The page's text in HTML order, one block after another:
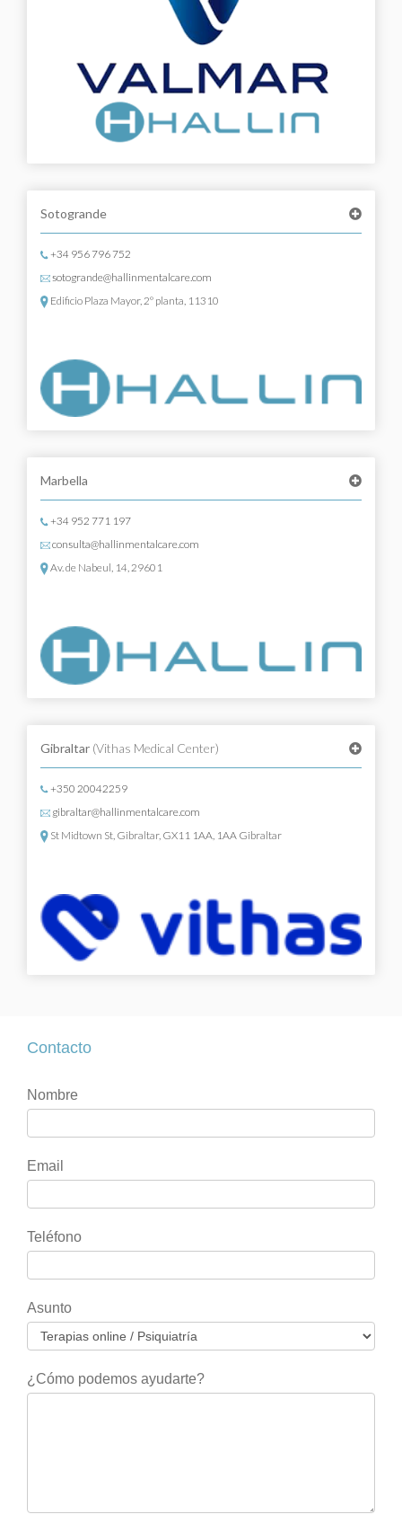
Sotogrande
+34 956 796 752
sotogrande@hallinmentalcare.com
Edificio Plaza Mayor, 2º planta, 11310
Marbella
+34 952 771 197
consulta@hallinmentalcare.com
Av. de Nabeul, 14, 29601
Gibraltar (Vithas Medical Center)
+350 20042259
gibraltar@hallinmentalcare.com
St Midtown St, Gibraltar, GX11 1AA, 1AA Gibraltar
Contacto
Contacto
Si
eres
humano,
deja
este
blanco.
Nombre
Email
Teléfono
Asunto
¿Cómo podemos ayudarte?